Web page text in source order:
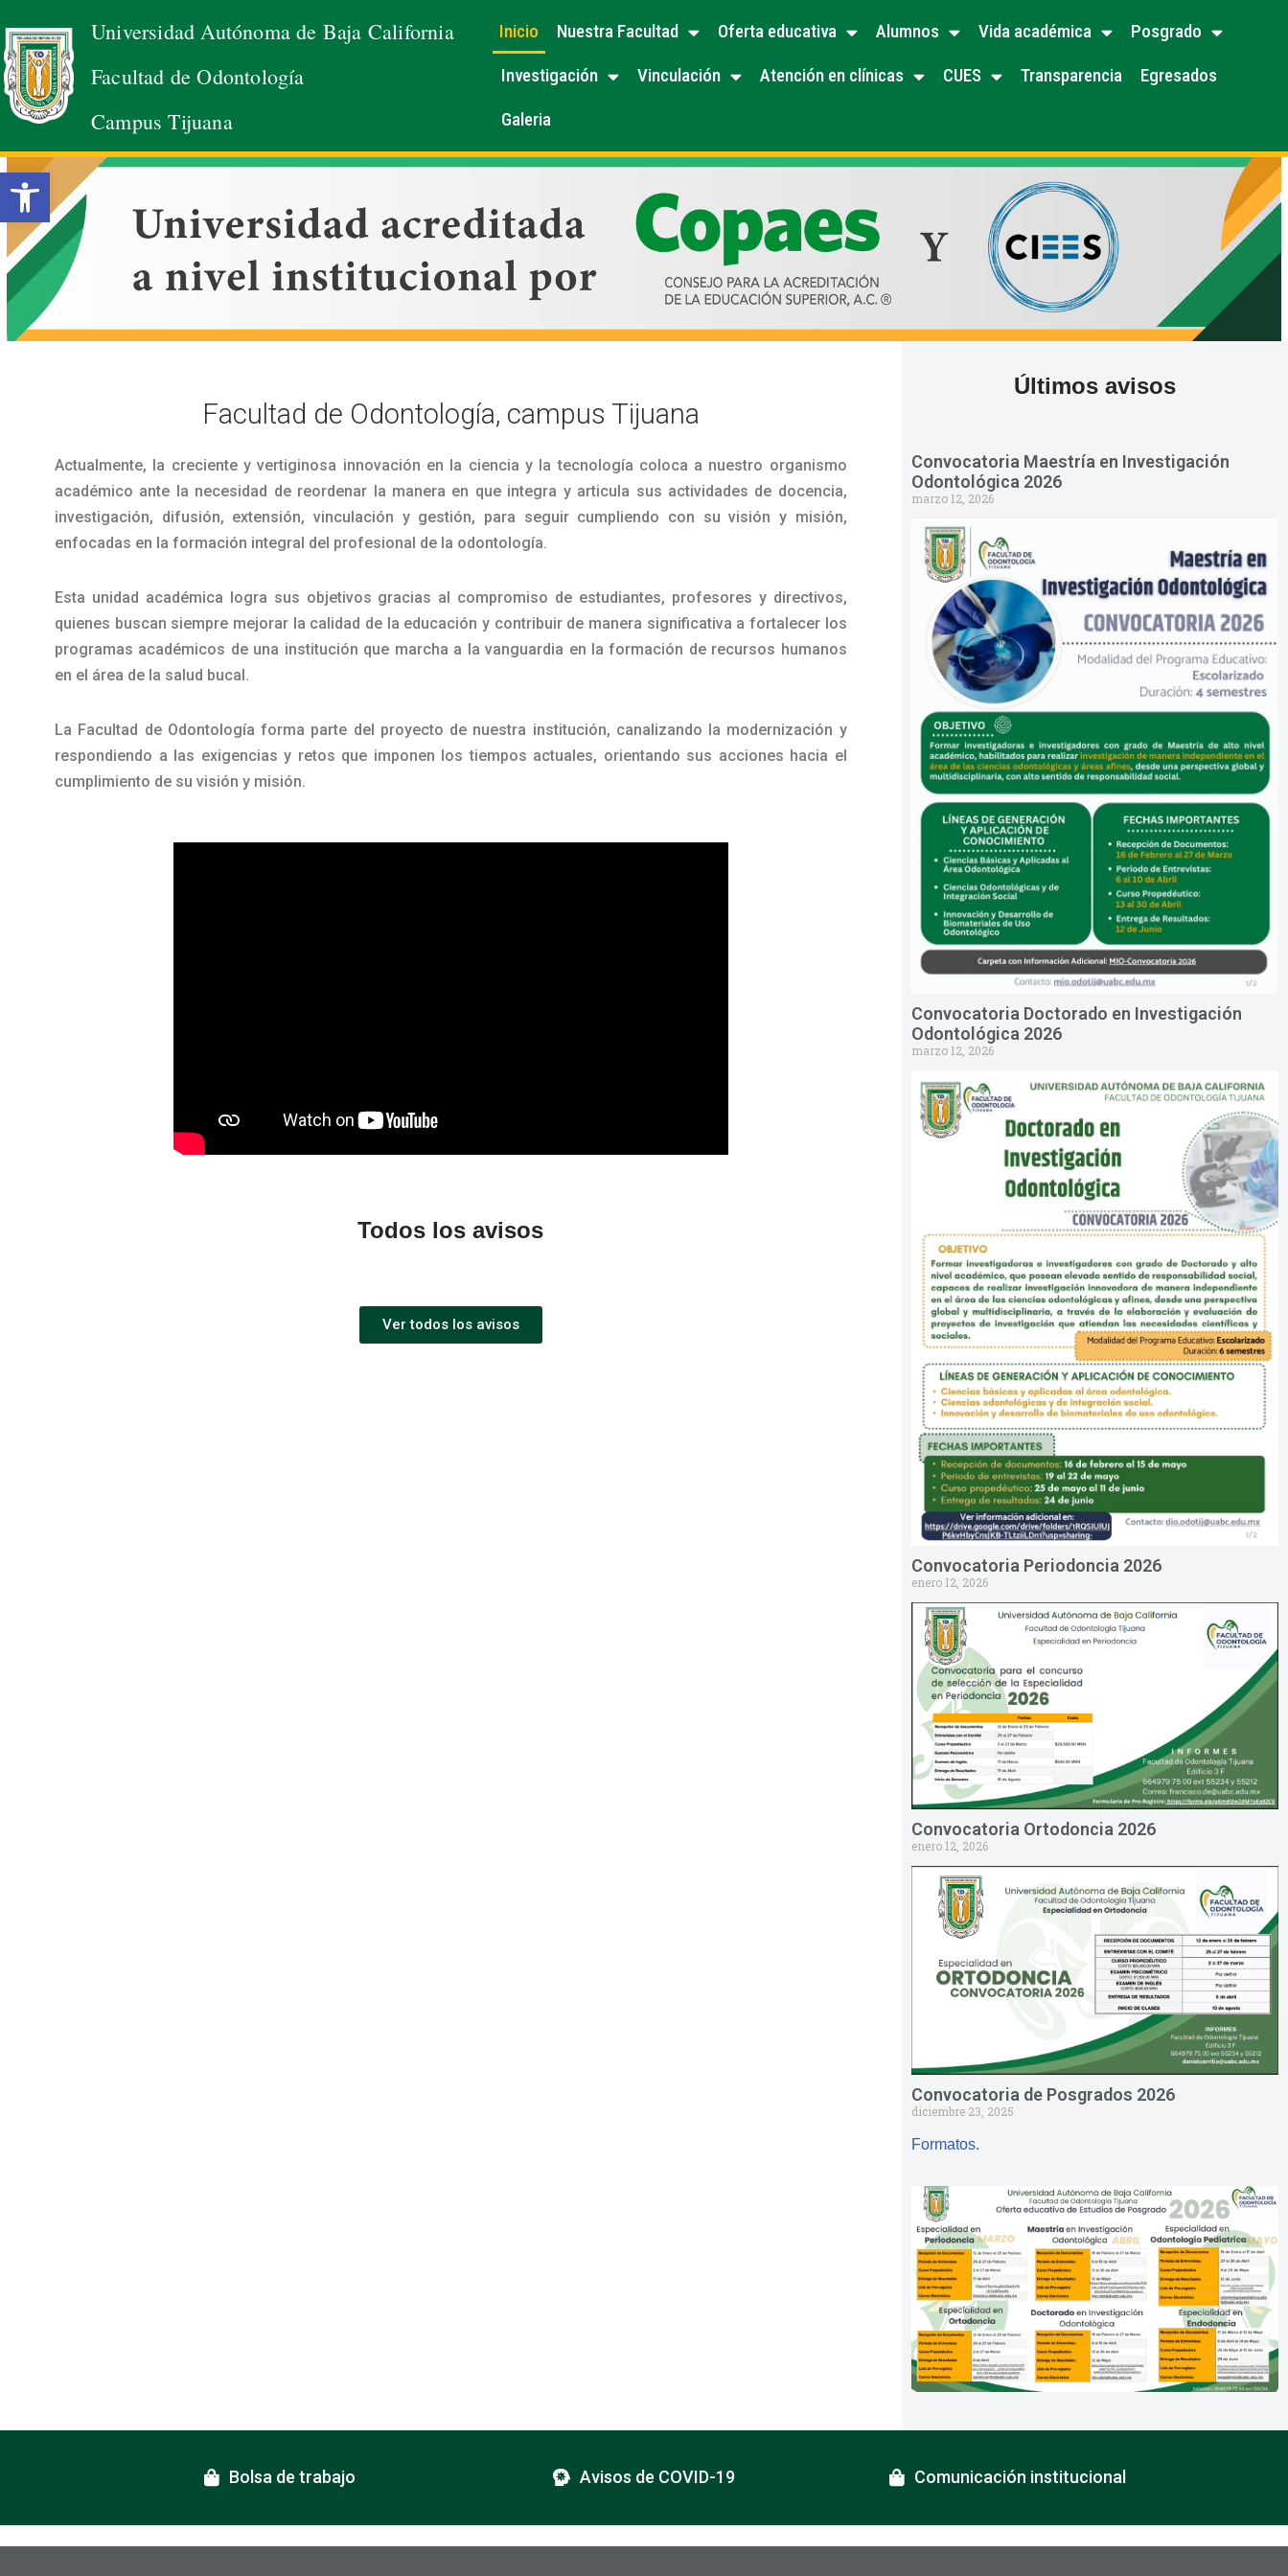
Abrir barra de herramientas
Saltar
al
contenido
Universidad Autónoma de Baja California
Facultad de Odontología
Campus Tijuana
Inicio Nuestra Facultad Oferta educativa Alumnos Vida académica
Posgrado
Investigación
Vinculación Atención en clínicas CUES Transparencia
Egresados
Galeria
Facultad de Odontología, campus Tijuana
Actualmente, la creciente y vertiginosa innovación en la ciencia y la tecnología coloca a nuestro organismo
académico ante la necesidad de reordenar la manera en que integra y articula sus actividades de docencia,
investigación, difusión, extensión, vinculación y gestión, para seguir cumpliendo con su visión y misión,
enfocadas en la formación integral del profesional de la odontología.
Esta unidad académica logra sus objetivos gracias al compromiso de estudiantes, profesores y directivos,
quienes buscan siempre mejorar la calidad de la educación y contribuir de manera significativa a fortalecer los
programas académicos de una institución que marcha a la vanguardia en la formación de recursos humanos
en el área de la salud bucal.
La Facultad de Odontología forma parte del proyecto de nuestra institución, canalizando la modernización y
respondiendo a las exigencias y retos que imponen los tiempos actuales, orientando sus acciones hacia el
cumplimiento de su visión y misión.
Todos los avisos
Ver todos los avisos
Últimos avisos
Convocatoria Maestría en Investigación
Odontológica 2026
marzo 12, 2026
Convocatoria Doctorado en Investigación
Odontológica 2026
marzo 12, 2026
Convocatoria Periodoncia 2026
enero 12, 2026
Convocatoria Ortodoncia 2026
enero 12, 2026
Convocatoria de Posgrados 2026
diciembre 23, 2025
Formatos.
Bolsa de trabajo Avisos de COVID-19 Comunicación institucional